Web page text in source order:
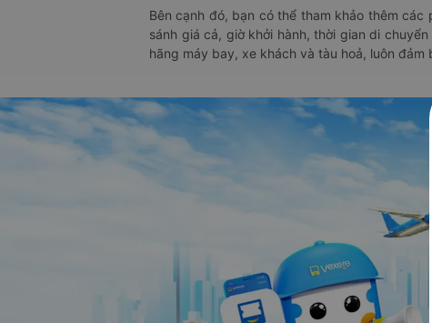
Bên cạnh đó, bạn có thể tham khảo thêm các
sánh giá cả, giờ khởi hành, thời gian di
hãng máy bay, xe khách và tàu hoả, luôn đảm